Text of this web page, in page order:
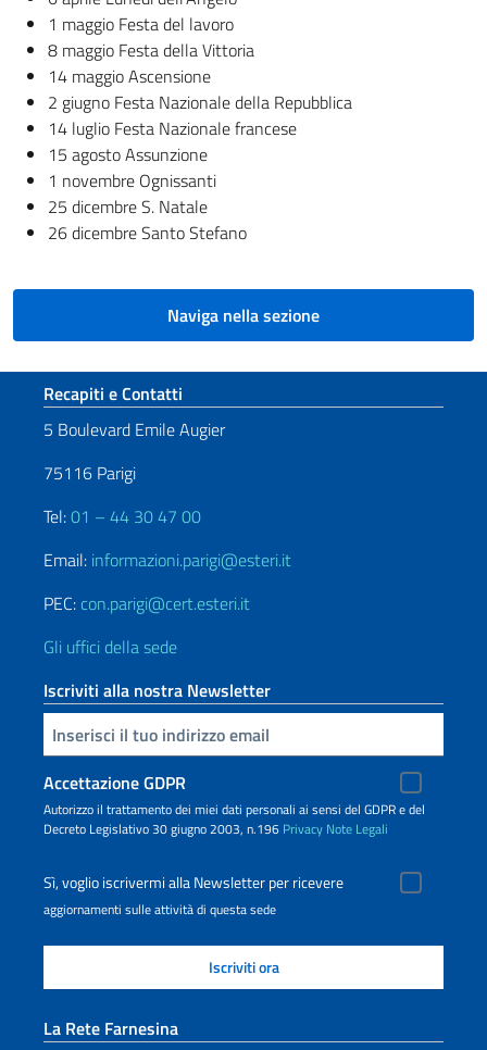
1 maggio Festa del lavoro
8 maggio Festa della Vittoria
14 maggio Ascensione
2 giugno Festa Nazionale della Repubblica
14 luglio Festa Nazionale francese
15 agosto Assunzione
1 novembre Ognissanti
25 dicembre S. Natale
26 dicembre Santo Stefano
Naviga nella sezione
Sezione footer
Recapiti e Contatti
5 Boulevard Emile Augier
75116 Parigi
Tel:01 – 44 30 47 00
Email: informazioni.parigi@esteri.it
PEC: con.parigi@cert.esteri.it
Gli uffici della sede
Iscriviti alla nostra Newsletter
Inserisci la tua email
Accettazione GDPR
Autorizzo il trattamento dei miei dati personali ai sensi del GDPR e del
Decreto Legislativo 30 giugno 2003, n.196 Privacy Note Legali
Sì, voglio iscrivermi alla Newsletter per ricevere
aggiornamenti sulle attività di questa sede
La Rete Farnesina